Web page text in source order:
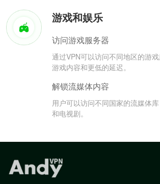
游戏和娱乐
访问游戏服务器
通过VPN可以访问不同地区的游
游戏内容和更低的延迟。
解锁流媒体内容
用户可以访问不同国家的流媒体
和电视剧。